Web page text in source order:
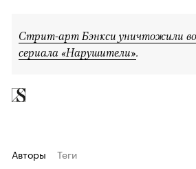
Стрит-арт Бэнкси уничтожили во
сериала «Нарушители».
Авторы Теги